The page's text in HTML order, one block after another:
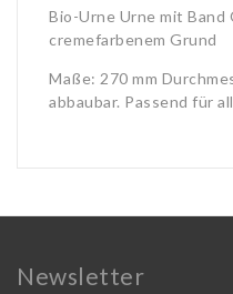
Bio-Urne Urne mit Band
cremefarbenem Grund
Maße: 270 mm
abbaubar. Passend für
Newsletter